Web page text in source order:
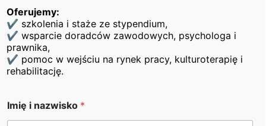
zatrudnienie oraz wzrost integracji społeczno-
zawodowej 100 osób będących klientami MOPS w
Łęcznej, OPS w Cycowie i OPS w Milejowie poprzez
udział w kompleksowych działaniach aktywizacji i
integracji społecznej i zawodowej klientów pomocy
społecznej, realizowanym w trakcie trwania projektu
Program integracji społecznej i zawodowej
Oferujemy:
✔ szkolenia i staże ze stypendium,
✔ wsparcie doradców zawodowych, psychologa i
prawnika,
✔ pomoc w wejściu na rynek pracy, kulturoterapię i
rehabilitację.
Imię i nazwisko *